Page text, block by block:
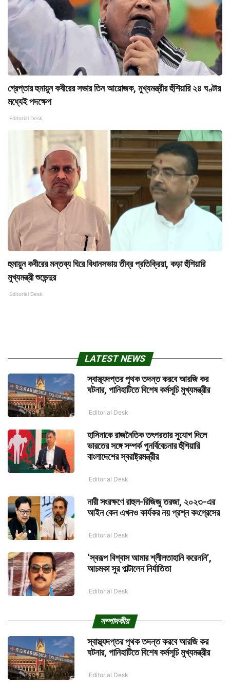
গ্রেপ্তার হুমায়ুন কবীরের সভার তিন আয়োজক, মুখ্যমন্ত্রীর হুঁশিয়ারি ২৪ ঘণ্টার
মধ্যেই পদক্ষেপ
Editorial Desk
হুমায়ুন কবীরের মন্তব্য ঘিরে বিধানসভায় তীব্র প্রতিক্রিয়া, কড়া হুঁশিয়ারি
মুখ্যমন্ত্রী শুভেন্দুর
Editorial Desk
LATEST NEWS
স্বাস্থ্যদপ্তর পৃথক তদন্ত করবে আরজি কর
ঘটনার, পানিহাটিতে বিশেষ কর্মসূচি মুখ্যমন্ত্রীর
Editorial Desk
হাসিনাকে রাজনৈতিক তৎপরতার সুযোগ দিলে
ভারতের সঙ্গে সম্পর্ক পুনর্বিবেচনার হুঁশিয়ারি
বাংলাদেশের স্বরাষ্ট্রমন্ত্রীর
Editorial Desk
নারী সংরক্ষণে রাহুল-রিজিজু তরজা, ২০২৩-এর
আইন কেন এখনও কার্যকর নয় প্রশ্ন কংগ্রেসের
Editorial Desk
‘স্বরূপ বিশ্বাস আমার শ্লীলতাহানি করেননি’,
আচমকা সুর পাল্টালেন নির্যাতিতা
Editorial Desk
সম্পাদকীয়
স্বাস্থ্যদপ্তর পৃথক তদন্ত করবে আরজি কর
ঘটনার, পানিহাটিতে বিশেষ কর্মসূচি মুখ্যমন্ত্রীর
Editorial Desk